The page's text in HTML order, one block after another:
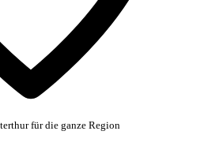
für die ganze Region